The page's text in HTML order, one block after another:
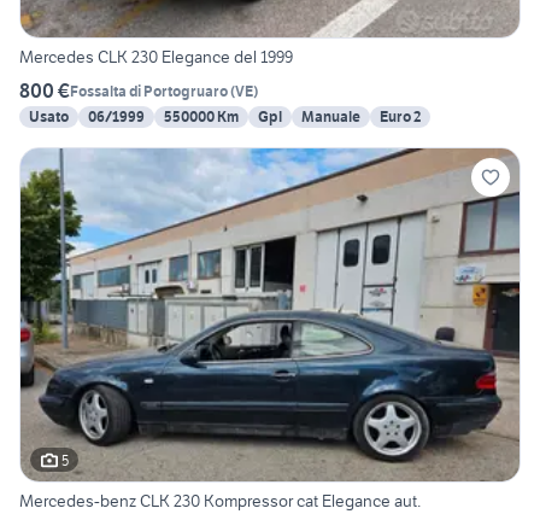
Mercedes CLK 230 Elegance del 1999
800 €Fossalta di Portogruaro(VE)
Usato
06/1999 550000 Km Gpl Manuale Euro 2
5
Mercedes-benz CLK 230 Kompressor cat Elegance aut.